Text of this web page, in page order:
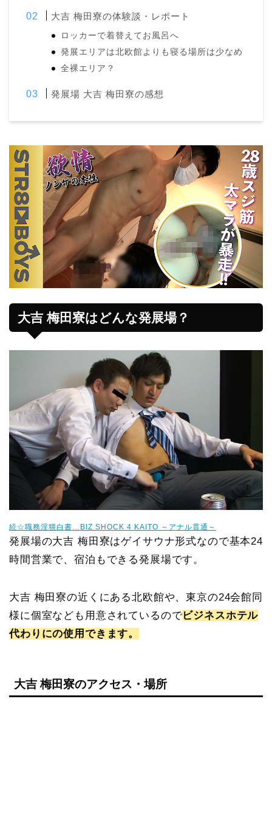
大吉 梅田寮の体験談・レポート
ロッカーで着替えてお風呂へ
発展エリアは北欧館よりも寝る場所は少なめ
全裸エリア？
発展場 大吉 梅田寮の感想
大吉 梅田寮はどんな発展場？
続☆職務淫猥白書…BIZ SHOCK 4 KAITO ～アナル貫通～
発展場の大吉 梅田寮はゲイサウナ形式なので基本24
時間営業で、宿泊もできる発展場です。
大吉 梅田寮の近くにある北欧館や、東京の24会館同
様に個室なども用意されているのでビジネスホテル
代わりにの使用できます。
大吉 梅田寮のアクセス・場所